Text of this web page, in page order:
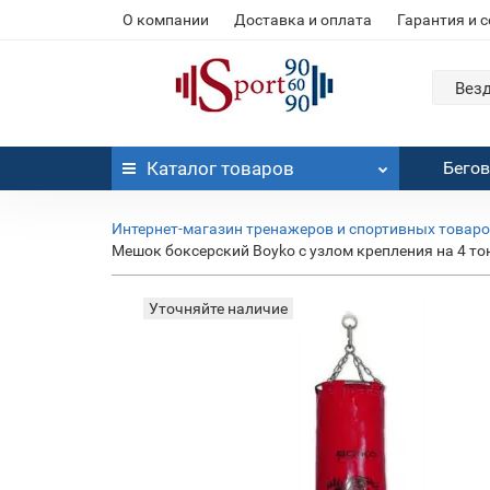
О компании Доставка и оплата Гарантия и
Каталог товаров
Интернет-магазин тренажеров и спортивных
Мешок боксерский Boyko с узлом крепления на 4
Уточняйте наличие